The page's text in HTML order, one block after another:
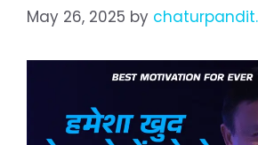
May 26, 2025 by